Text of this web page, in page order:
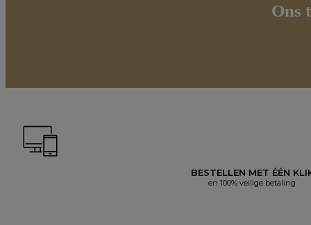
Ons
BESTELLEN MET ÉÉN
en 100% veilige betaling